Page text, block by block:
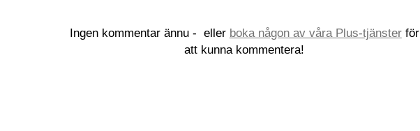
Ingen kommentar ännu - eller boka någon av våra Plus-tjänsterför
att kunna kommentera!